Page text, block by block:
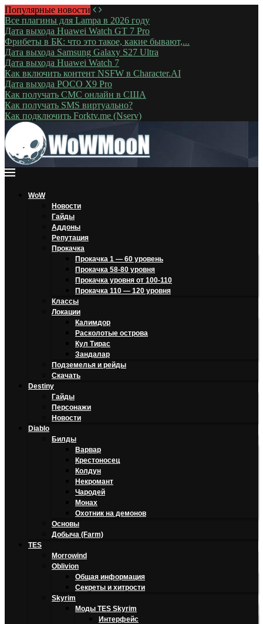
Популярные новости
Все плагины для Lampa в 2026 году
Дата выхода Huawei Watch GT 7 Pro
Фрибеты в БК: что это такое, какие бывают,...
Дата выхода Samsung Galaxy S27 Ultra
Дата выхода Huawei Watch 7
Как включить контент NSFW в Character.AI
Дата выхода POCO X9 Pro
Как получать СМС онлайн в США
Как получать SMS виртуально?
Как подключить Forktv.me (Nserv)
WoW
Новости
Гайды
Аддоны
Репутация
Прокачка
Прокачка 1 — 60 уровень
Прокачка 58-80 уровня
Прокачка уровня от 100-110
Прокачка 110 — 120 уровня
Классы
Локации
Калимдор
Расколотые острова
Кул Тирас
Зандалар
Подземелья и рейды
Скачать
Destiny
Гайды
Персонажи
Новости
Diablo
Билды
Варвар
Крестоносец
Колдун
Некромант
Чародей
Монах
Охотник на демонов
Основы
Добыча (Farm)
TES
Morrowind
Oblivion
Общая информация
Секреты и хитрости
Skyrim
Моды TES Skyrim
Интерфейс